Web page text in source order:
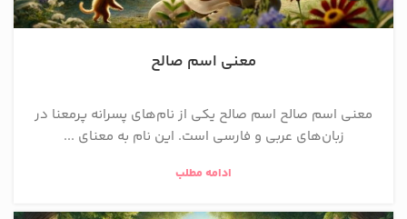
معنی اسم صالح
معنی اسم صالح اسم صالح یکی از نام‌های پسرانه پرمعنا در
زبان‌های عربی و فارسی است. این نام به معنای ...
ادامه مطلب